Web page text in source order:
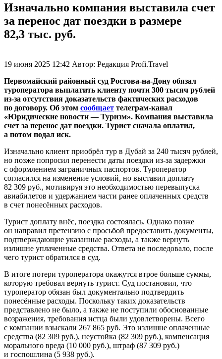
Изначально компания выставила счет
за перенос дат поездки в размере
82,3 тыс. руб.
19 июня 2025 12:42 Автор: Редакция Profi.Travel
Первомайский районный суд Ростова-на-Дону обязал
туроператора выплатить клиенту почти 300 тысяч рублей
из-за отсутствия доказательств фактических расходов
по договору. Об этом сообщает телеграм-канал
«Юридические новости — Туризм». Компания выставила
счет за перенос дат поездки. Турист сначала оплатил,
а потом подал иск.
Изначально клиент приобрёл тур в Дубай за 240 тысяч рублей,
но позже попросил перенести даты поездки из-за задержки
с оформлением заграничных паспортов. Туроператор
согласился на изменение условий, но выставил доплату —
82 309 руб., мотивируя это необходимостью перевыпуска
авиабилетов и удержанием части ранее оплаченных средств
в счет понесённых расходов.
Турист доплату внёс, поездка состоялась. Однако позже
он направил претензию с просьбой предоставить документы,
подтверждающие указанные расходы, а также вернуть
излишне уплаченные средства. Ответа не последовало, после
чего турист обратился в суд.
В итоге потери туроператора окажутся втрое больше суммы,
которую требовал вернуть турист. Суд постановил, что
туроператор обязан был документально подтвердить
понесённые расходы. Поскольку таких доказательств
представлено не было, а также не поступили обоснованные
возражения, требования истца были удовлетворены. Всего
с компании взыскали 267 865 руб. Это излишне оплаченные
средства (82 309 руб.), неустойка (82 309 руб.), компенсация
морального вреда (10 000 руб.), штраф (87 309 руб.)
и госпошлина (5 938 руб.).